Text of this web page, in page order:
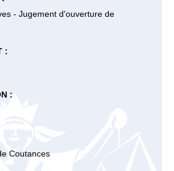
- Jugement d'ouverture de
:
:
Coutances